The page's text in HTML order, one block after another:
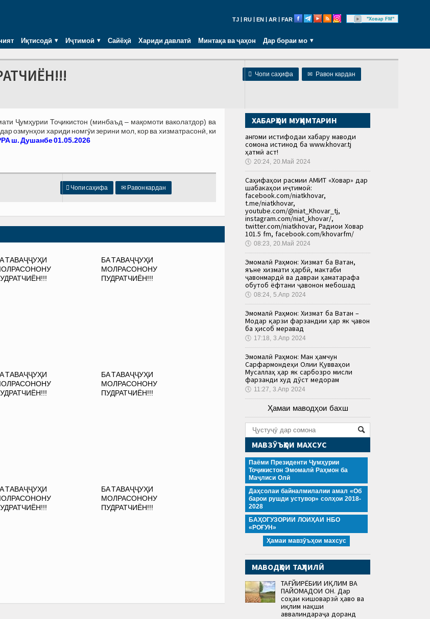
TJ RU EN AR FAR "Ховар FM"
Иқтисодӣ Иҷтимоӣ Сайёҳӣ Хариди давлатӣ Минтақа ва ҷаҳон Дар бораи мо
 Чопи саҳифа ✉ Равон кардан
Ҷумҳурии Тоҷикистон (минбаъд – мақомоти ваколатдор) ва
озмунҳои хариди номгӯи зерини мол, кор ва хизматрасонӣ, ки
ш. Душанбе 01.05.2026
 Чопи саҳифа ✉ Равон кардан
ТАВАҶҶУҲИ
БА ТАВАҶҶУҲИ
МОЛРАСОНОНУ
ПУДРАТЧИЁН!!!
ТАВАҶҶУҲИ
БА ТАВАҶҶУҲИ
МОЛРАСОНОНУ
ПУДРАТЧИЁН!!!
ТАВАҶҶУҲИ
БА ТАВАҶҶУҲИ
МОЛРАСОНОНУ
ПУДРАТЧИЁН!!!
ХАБАРҲОИ МУҲИМТАРИН
Ҳангоми истифодаи хабару маводи
сомона истинод ба www.khovar.tj
ҳатмӣ аст!
🕔 20:24, 20.Май 2024
Саҳифаҳои расмии АМИТ «Ховар» дар
шабакаҳои иҷтимоӣ:
facebook.com/niatkhovar,
t.me/niatkhovar,
youtube.com/@niat_Khovar_tj,
instagram.com/niat_khovar/,
twitter.com/niatkhovar, Радиои Ховар
101.5 fm, facebook.com/khovarfm/
🕔 08:23, 20.Май 2024
Эмомалӣ Раҳмон: Хизмат ба Ватан,
яъне хизмати ҳарбӣ, мактаби
ҷавонмардӣ ва давраи ҳаматарафа
обутоб ёфтани ҷавонон мебошад
🕔 08:24, 5.Апр 2024
Эмомалӣ Раҳмон: Хизмат ба Ватан –
Модар қарзи фарзандии ҳар як ҷавон
ба ҳисоб меравад
🕔 17:18, 3.Апр 2024
Эмомалӣ Раҳмон: Ман ҳамчун
Сарфармондеҳи Олии Қувваҳои
Мусаллаҳ ҳар як сарбозро мисли
фарзанди худ дӯст медорам
🕔 11:27, 3.Апр 2024
Ҳамаи маводҳои бахш
МАВЗӮЪҲОИ МАХСУС
Паёми Президенти Ҷумҳурии
Тоҷикистон Эмомалӣ Раҳмон ба
Маҷлиси Олӣ
Даҳсолаи байналмилалии амал «Об
барои рушди устувор» солҳои 2018-
2028
БАҲОГУЗОРИИ ЛОИҲАИ НБО
«РОҒУН»
Ҳамаи мавзӯъҳои махсус
МАВОДҲОИ ТАҲЛИЛӢ
ТАҒЙИРЁБИИ ИҚЛИМ ВА
ПАЙОМАДҲОИ ОН. Дар
соҳаи кишоварзӣ ҳаво ва
иқлим нақши
аввалиндараҷа доранд